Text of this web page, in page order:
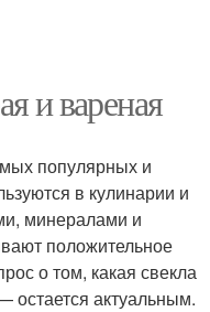
и вареная
популярных и
в кулинарии и
минералами и
положительное
о том, какая свекла
актуальным.